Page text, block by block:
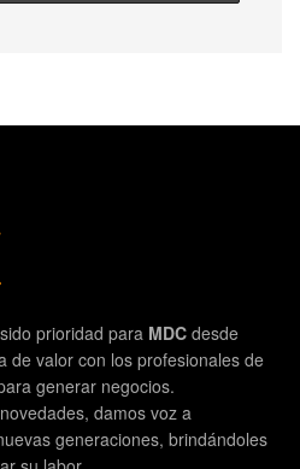
prioridad para MDC desde
de valor con los profesionales de
generar negocios.
damos voz a
generaciones, brindándoles